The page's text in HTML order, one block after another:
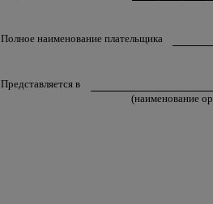
Полное наименование плательщика
Представляется в
(наименование